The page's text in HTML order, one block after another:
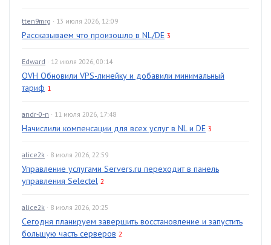
tten9mrg · 13 июля 2026, 12:09
Рассказываем что произошло в NL/DE 3
Edward · 12 июля 2026, 00:14
OVH Обновили VPS-линейку и добавили минимальный
тариф 1
andr-0-n · 11 июля 2026, 17:48
Начислили компенсации для всех услуг в NL и DE 3
alice2k · 8 июля 2026, 22:59
Управление услугами Servers.ru переходит в панель
управления Selectel 2
alice2k · 8 июля 2026, 20:25
Сегодня планируем завершить восстановление и запустить
большую часть серверов 2